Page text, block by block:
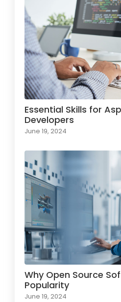
Essential Skills for
Developers
June 19, 2024
Why Open Source
Popularity
June 19, 2024